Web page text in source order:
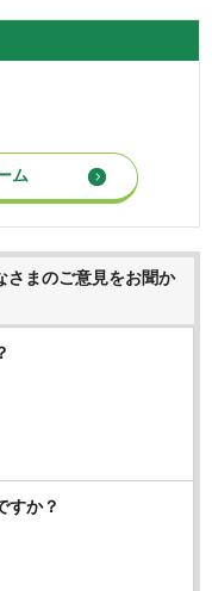
さまのご意見をお聞か
すか？